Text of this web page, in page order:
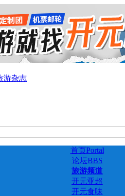
游杂志
首页Portal
论坛BBS
旅游频道
开元亚超
开元食味